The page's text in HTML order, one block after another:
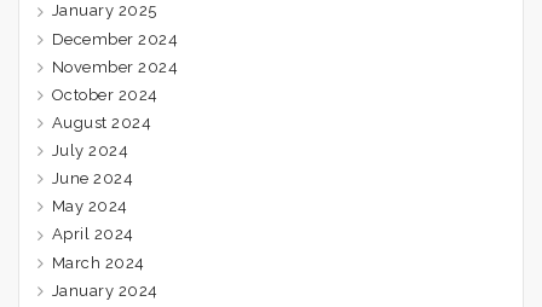
January 2025
December 2024
November 2024
October 2024
August 2024
July 2024
June 2024
May 2024
April 2024
March 2024
January 2024